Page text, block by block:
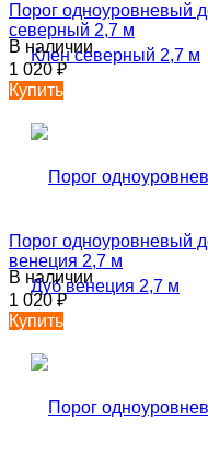
Порог одноуровневый
северный 2,7 м
В наличии
1 020₽
Купить
Порог одноуровневый
венеция 2,7 м
В наличии
1 020₽
Купить